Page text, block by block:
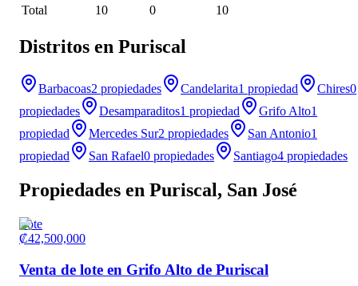
Total
10 0 10
Distritos en Puriscal
Barbacoas2 propiedades Candelarita1 propiedad Chires0
propiedades
Desamparaditos1 propiedad Grifo Alto1
propiedad
Mercedes Sur2 propiedades San Antonio1
propiedad
San Rafael0 propiedades Santiago4 propiedades
Propiedades en Puriscal, San José
Lote
₡42,500,000
Venta de lote en Grifo Alto de Puriscal